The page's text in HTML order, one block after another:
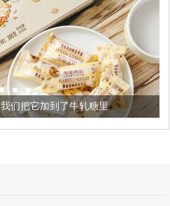
轧糖里 被列入佛家七宝